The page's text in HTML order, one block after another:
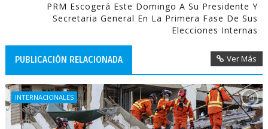
PRM Escogerá Este Domingo A Su Presidente Y
Secretaria General En La Primera Fase De Sus
Elecciones Internas
PUBLICACIÓN RELACIONADA Ver Más
INTERNACIONALES